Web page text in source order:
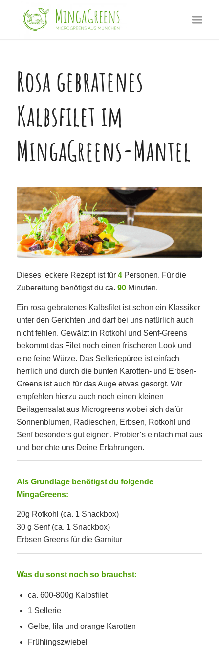
Rosa gebratenes
Kalbsfilet im
MingaGreens-Mantel
Dieses leckere Rezept ist für 4Personen. Für die
Zubereitung benötigst du ca. 90Minuten.
Ein rosa gebratenes Kalbsfilet ist schon ein Klassiker
unter den Gerichten und darf bei uns natürlich auch
nicht fehlen. Gewälzt in Rotkohl und Senf-Greens
bekommt das Filet noch einen frischeren Look und
eine feine Würze. Das Selleriepüree ist einfach
herrlich und durch die bunten Karotten- und Erbsen-
Greens ist auch für das Auge etwas gesorgt. Wir
empfehlen hierzu auch noch einen kleinen
Beilagensalat aus Microgreens wobei sich dafür
Sonnenblumen, Radieschen, Erbsen, Rotkohl und
Senf besonders gut eignen. Probier’s einfach mal aus
und berichte uns Deine Erfahrungen.
Als Grundlage benötigst du folgende
MingaGreens:
20g Rotkohl (ca. 1 Snackbox)
30 g Senf (ca. 1 Snackbox)
Erbsen Greens für die Garnitur
Was du sonst noch so brauchst:
ca. 600-800g Kalbsfilet
1 Sellerie
Gelbe, lila und orange Karotten
Frühlingszwiebel